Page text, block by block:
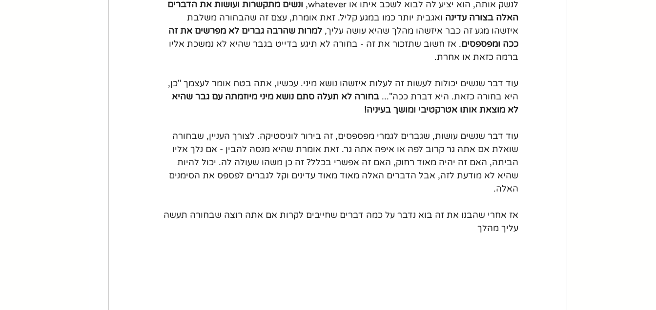
לנשק אותה, הוא יציע לה לבוא לשכב איתו או whatever,
ונשים מתקשרות ועושות את הדברים
האלה בצורה עדינה ואגבית יותר כמו במגע קליל. זאת אומרת, עצם זה שהבחורה משלבת
איזשהו מגע זה כבר איזשהו מהלך שהיא עושה עליך, למרות שהרבה גברים לא מפרשים את זה
ככה ומפספסים. אז חשוב שתזכור את זה - בחורה לא תיגע בדייט בגבר שהיא לא נמשכת אליו
ברמה כזאת או אחרת.
עוד דבר שנשים יכולות לעשות זה לעלות איזשהו נושא מיני. עכשיו, אתה בטח אומר לעצמך "כן,
היא בחורה כזאת. היא דברת ככה"... בחורה לא תעלה סתם נושא מיני מיוזמתה עם גבר שהיא
לא מוצאת אותו אטרקטיבי ומושך בעיניה!
עוד דבר שנשים עושות, שגברים לגמרי מפספסים, זה בירור לוגיסטיקה. לצורך העניין, שבחורה
שואלת אם אתה גר קרוב לפה או איפה אתה גר. זאת אומרת שהיא מנסה להבין - אם נלך אליו
הביתה, האם זה יהיה מאוד רחוק, האם זה אפשרי בכלל? זה כן משהו שעולה לה. יכול להיות
שהיא לא מודעת לזה, אבל הדברים האלה מאוד מאוד עדינים וקל לגברים לפספס את הסימנים
האלה.
אז אחרי שהבנו את זה בוא נדבר על כמה דברים שחייבים לקרות אם אתה רוצה שבחורה תעשה
עליך מהלך